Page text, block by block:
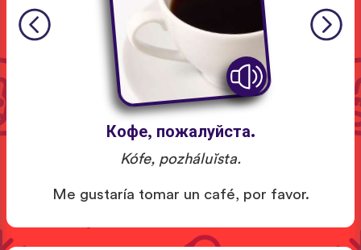
Кофе, пожалуйста.
Kófe, pozháluĭsta.
Me gustaría tomar un café, por favor.